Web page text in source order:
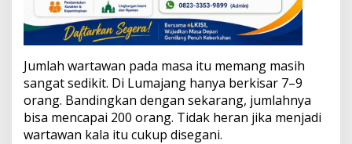
Jumlah wartawan pada masa itu memang masih
sangat sedikit. Di Lumajang hanya berkisar 7–9
orang. Bandingkan dengan sekarang, jumlahnya
bisa mencapai 200 orang. Tidak heran jika menjadi
wartawan kala itu cukup disegani.